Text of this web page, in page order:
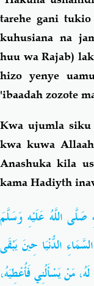
tarehe gani
kuhusiana na
huu wa Rajab)
hizo yenye
'ibaadah zozote
Kwa ujumla
kwa kuwa
Anashuka kila
kama Hadiyth
اللَّهُ عَلَيْهِ وَسَلَّمَ
الدُّنْيَا حِينَ يَبْقَى
مَنْ يَسْأَلُنِي فَأُعْطِيَهُ،